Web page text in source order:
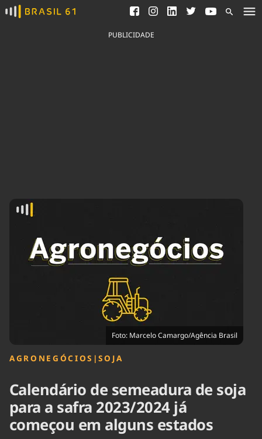
Ver todas as notícias
Saneamento
Indicadores
Agronegócios
Brasil Mineral
Ciência &
Tecnologia
Economia
Educação
Infraestrutura
Internacional
Política
Saúde
Tempo
PUBLICIDADE
Foto: Marcelo Camargo/Agência Brasil
AGRONEGÓCIOS |SOJA
Calendário de semeadura de soja
para a safra 2023/2024 já
começou em alguns estados